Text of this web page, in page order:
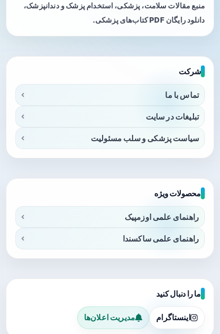
منبع مقالات سلامت، پزشکی، استخدام پزشک و دندانپزشک،
دانلود رایگان PDF کتاب‌های پزشکی.
شرکت
تماس با ما
تبلیغات در سایت
سیاست پزشکی و سلب مسئولیت
محصولات ویژه
راهنمای علمی اوزمپیک
راهنمای علمی ساکسندا
ما را دنبال کنید
اینستاگرام مدیریت اعلان‌ها